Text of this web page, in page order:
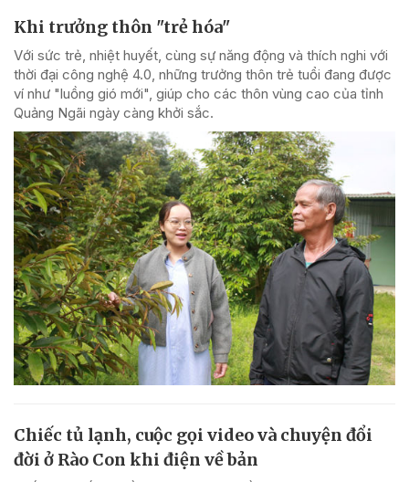
Khi trưởng thôn "trẻ hóa"
Với sức trẻ, nhiệt huyết, cùng sự năng động và thích nghi với
thời đại công nghệ 4.0, những trưởng thôn trẻ tuổi đang được
ví như "luồng gió mới", giúp cho các thôn vùng cao của tỉnh
Quảng Ngãi ngày càng khởi sắc.
Chiếc tủ lạnh, cuộc gọi video và chuyện đổi
đời ở Rào Con khi điện về bản